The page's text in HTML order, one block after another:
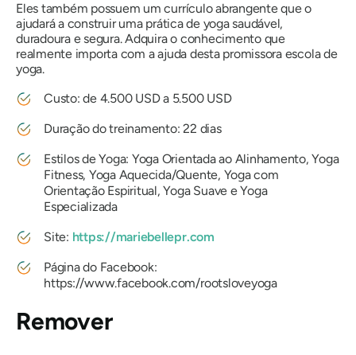
Eles também possuem um currículo abrangente que o
ajudará a construir uma prática de yoga saudável,
duradoura e segura. Adquira o conhecimento que
realmente importa com a ajuda desta promissora escola de
yoga.
Custo: de 4.500 USD a 5.500 USD
Duração do treinamento: 22 dias
Estilos de Yoga: Yoga Orientada ao Alinhamento, Yoga
Fitness, Yoga Aquecida/Quente, Yoga com
Orientação Espiritual, Yoga Suave e Yoga
Especializada
Site: https://mariebellepr.com
Página do Facebook:
https://www.facebook.com/rootsloveyoga
Remover